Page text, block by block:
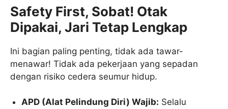
Safety First, Sobat! Otak
Dipakai, Jari Tetap Lengkap
Ini bagian paling penting, tidak ada tawar-
menawar! Tidak ada pekerjaan yang sepadan
dengan risiko cedera seumur hidup.
APD (Alat Pelindung Diri) Wajib: Selalu